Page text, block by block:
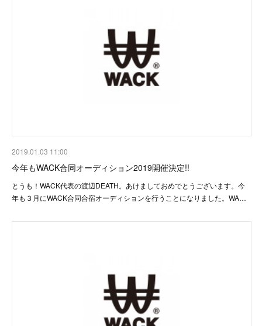
2019.01.03 11:00
今年もWACK合同オーディション2019開催決定!!
とうも！WACK代表の渡辺DEATH。あけましておめでとうございます。今
年も３月にWACK合同合宿オーディションを行うことになりました。WA…